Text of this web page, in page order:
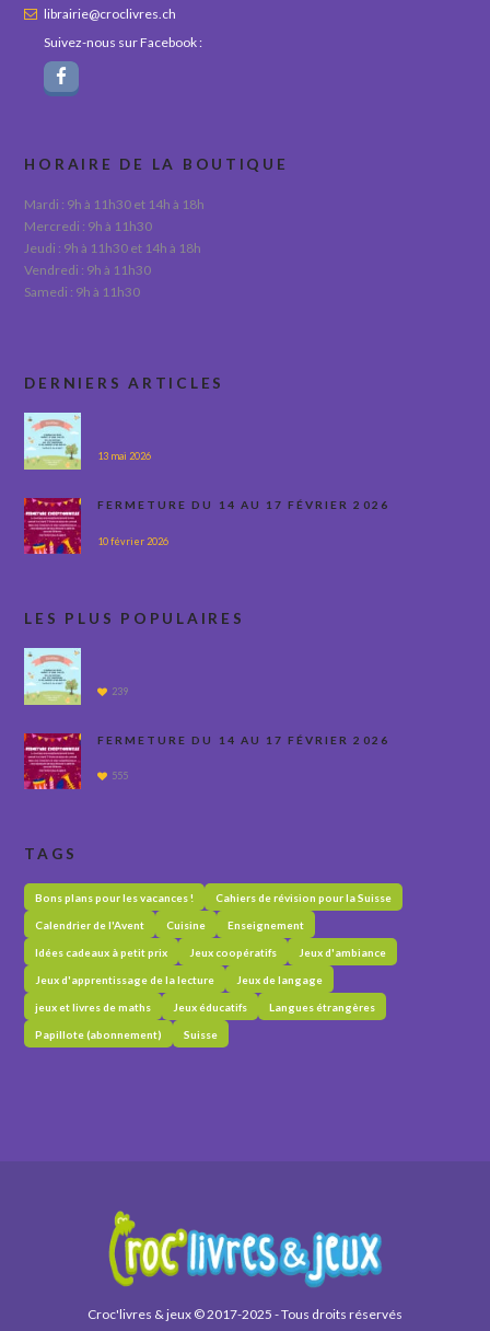
librairie@croclivres.ch
Suivez-nous sur Facebook :
HORAIRE DE LA BOUTIQUE
Mardi : 9h à 11h30 et 14h à 18h
Mercredi : 9h à 11h30
Jeudi : 9h à 11h30 et 14h à 18h
Vendredi : 9h à 11h30
Samedi : 9h à 11h30
DERNIERS ARTICLES
13 mai 2026
FERMETURE DU 14 AU 17 FÉVRIER 2026
10 février 2026
LES PLUS POPULAIRES
239
FERMETURE DU 14 AU 17 FÉVRIER 2026
555
TAGS
Bons plans pour les vacances ! Cahiers de révision pour la Suisse
Calendrier de l'Avent Cuisine Enseignement
Idées cadeaux à petit prix Jeux coopératifs Jeux d'ambiance
Jeux d'apprentissage de la lecture Jeux de langage
jeux et livres de maths Jeux éducatifs Langues étrangères
Papillote (abonnement) Suisse
Croc'livres & jeux © 2017-2025 - Tous droits réservés